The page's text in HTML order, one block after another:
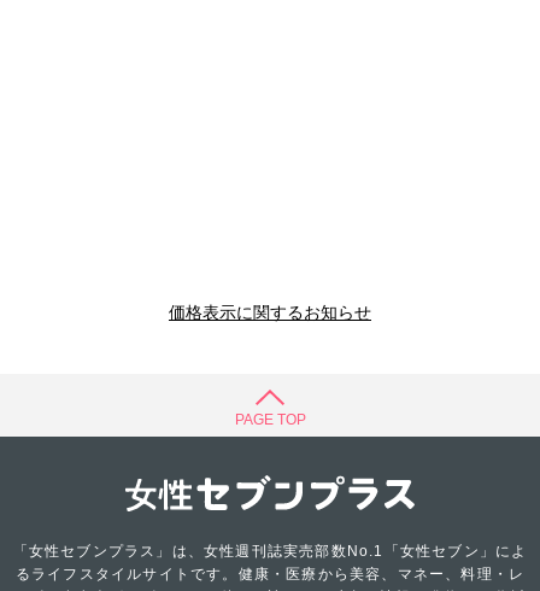
価格表示に関するお知らせ
PAGE TOP
「女性セブンプラス」は、女性週刊誌実売部数No.1「女性セブン」によ
るライフスタイルサイトです。健康・医療から美容、マネー、料理・レ